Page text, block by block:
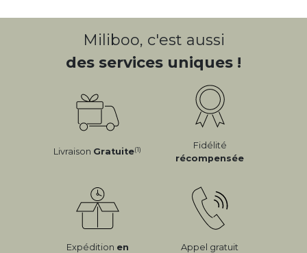
Miliboo, c'est aussi
des services uniques !
Livraison Gratuite(1)
Fidélité
récompensée
Expédition en
Appel gratuit